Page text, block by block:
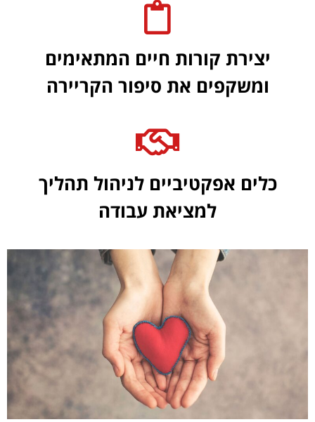
יצירת קורות חיים המתאימים
ומשקפים את סיפור הקריירה
כלים אפקטיביים לניהול תהליך
למציאת עבודה